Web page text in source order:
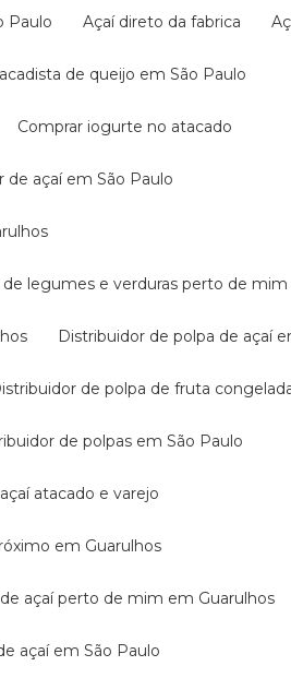
Paulo Açaí direto da fabrica
de queijo em São Paulo
Comprar iogurte no atacado
de açaí em São Paulo
de legumes e verduras perto de mim
Distribuidor de polpa de açaí
Distribuidor de polpa de fruta
de polpas em São Paulo
açaí atacado e varejo
em Guarulhos
de açaí perto de mim em Guarulhos
açaí em São Paulo